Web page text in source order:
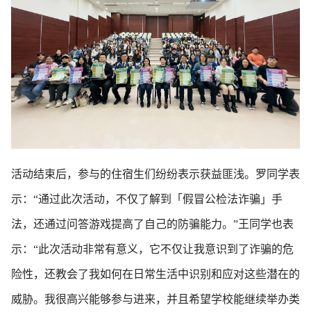
活动结束后，参与的住宿生们纷纷表示获益匪浅。罗同学表
示：“通过此次活动，不仅了解到「假冒公检法诈骗」手
法，还通过问答游戏提高了自己的防骗能力。”王同学也表
示：“此次活动非常有意义，它不仅让我意识到了诈骗的危
险性，还教会了我如何在日常生活中识别和应对这些潜在的
威胁。我很高兴能够参与进来，并且希望学校能继续举办类